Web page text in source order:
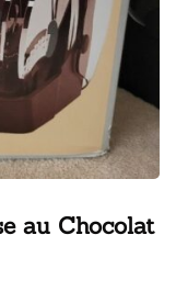
au Chocolat